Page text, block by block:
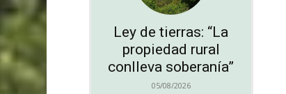
Ley de tierras: “La
propiedad rural
conlleva soberanía”
05/08/2026